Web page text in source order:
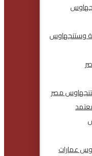
وستنجهاوس
مصر
عمارات